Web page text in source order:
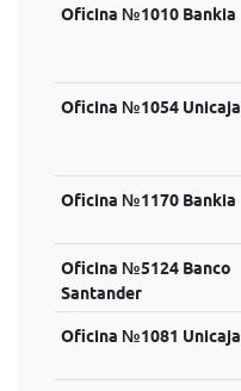
Oficina №1010 Bankia
Oficina №1054 Unicaja
Oficina №1170 Bankia
Oficina №5124 Banco
Santander
Oficina №1081 Unicaja